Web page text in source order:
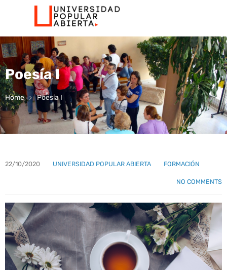
Poesía I
Home Poesía I
22/10/2020 UNIVERSIDAD POPULAR ABIERTA FORMACIÓN
NO COMMENTS